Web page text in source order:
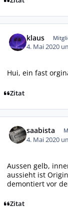
klaus
4. Mai 2020
Hui, ein fast
Zitat
saabista
4. Mai 2020
Aussen gelb,
aussieht ist
demontiert vor
Zitat